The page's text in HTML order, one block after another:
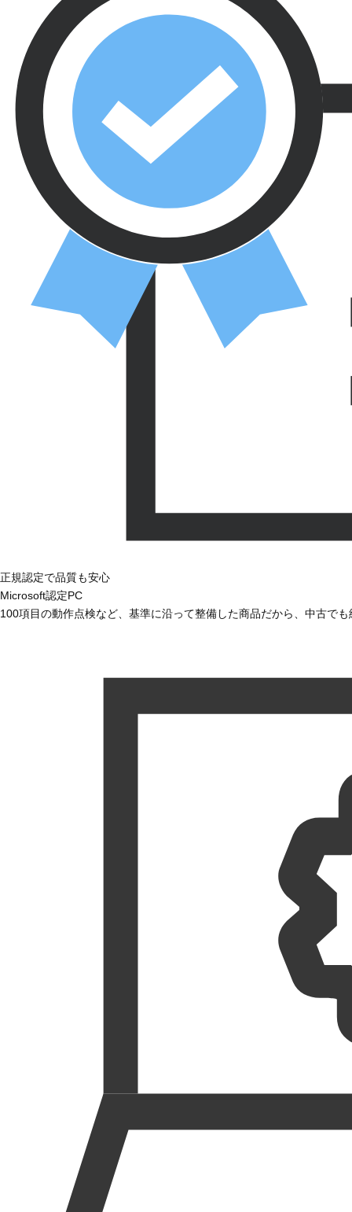
正規認定で品質も安心
Microsoft認定PC
100項目の動作点検など、基準に沿って整備した商品だから、中古で